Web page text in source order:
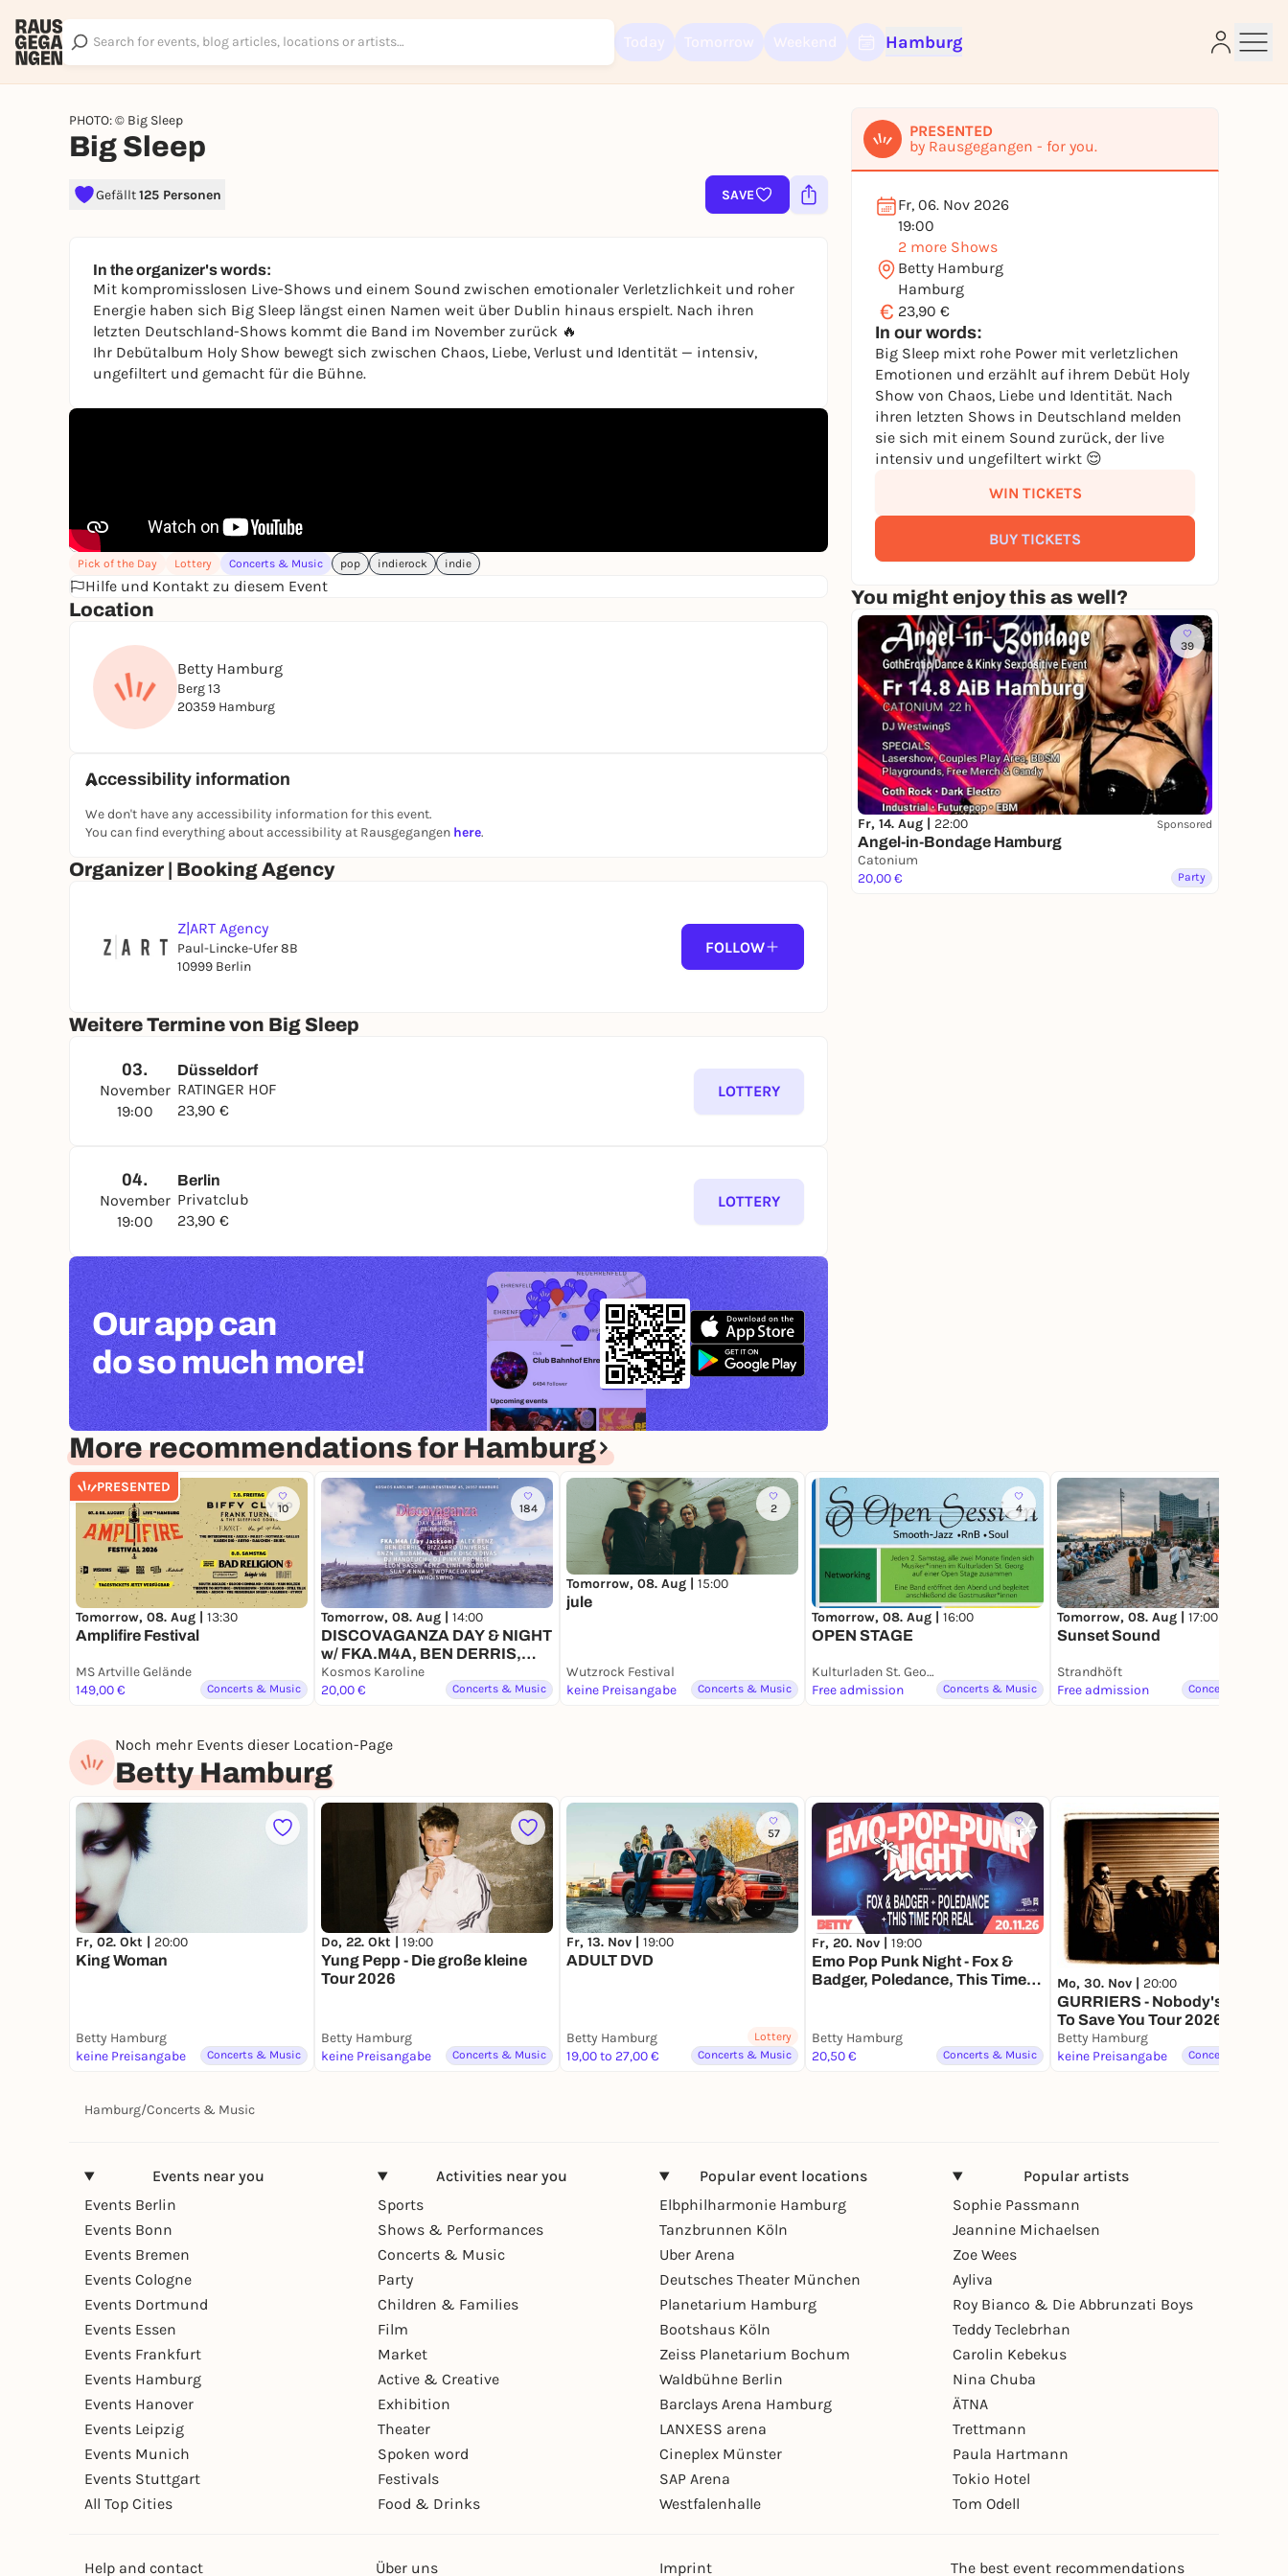
Hamburg
PHOTO: © Big Sleep
Big Sleep
Gefällt125 Personen SAVE
PRESENTED
by Rausgegangen - for you.
Fr, 06. Nov 2026
19:00
2 more Shows
Betty Hamburg
Hamburg
€ 23,90 €
In our words:
Big Sleep mixt rohe Power mit verletzlichen
Emotionen und erzählt auf ihrem Debüt Holy
Show von Chaos, Liebe und Identität. Nach
ihren letzten Shows in Deutschland melden
sie sich mit einem Sound zurück, der live
intensiv und ungefiltert wirkt 😌
WIN TICKETS
BUY TICKETS
You might enjoy this as well?
39
Fr, 14. Aug | 22:00 Sponsored
Angel-in-Bondage Hamburg
Catonium
20,00 €
Party
In the organizer's words:
Mit kompromisslosen Live-Shows und einem Sound zwischen emotionaler Verletzlichkeit und roher
Energie haben sich Big Sleep längst einen Namen weit über Dublin hinaus erspielt. Nach ihren
letzten Deutschland-Shows kommt die Band im November zurück 🔥
Ihr Debütalbum Holy Show bewegt sich zwischen Chaos, Liebe, Verlust und Identität — intensiv,
ungefiltert und gemacht für die Bühne.
Pick of the Day Lottery Concerts & Music pop indierock indie
Hilfe und Kontakt zu diesem Event
Location
Betty Hamburg
Berg 13
20359 Hamburg
Accessibility information
We don't have any accessibility information for this event.
You can find everything about accessibility at Rausgegangen here.
Organizer | Booking Agency
Z|ART Agency
Paul-Lincke-Ufer 8B
10999 Berlin
FOLLOW
Weitere Termine von Big Sleep
03.
November
19:00
Düsseldorf
RATINGER HOF
23,90 €
LOTTERY
04.
November
19:00
Berlin
Privatclub
23,90 €
LOTTERY
Our app can
do so much more!
More recommendations for Hamburg
PRESENTED
10
Tomorrow, 08. Aug | 13:30
Amplifire Festival
MS Artville Gelände
149,00 €
Concerts & Music
184
Tomorrow, 08. Aug | 14:00
DISCOVAGANZA DAY & NIGHT
w/ FKA.M4A, BEN DERRIS,
BNZN, ELON BASS, BIZZARRO
UNIVERSE
Kosmos Karoline
20,00 €
Concerts & Music
2
Tomorrow, 08. Aug | 15:00
jule
Wutzrock Festival
keine Preisangabe
Concerts & Music
4
Tomorrow, 08. Aug | 16:00
OPEN STAGE
Kulturladen St. Georg
Free admission
Concerts & Music
Tomorrow, 08. Aug | 17:00
Sunset Sound
Strandhöft
Free admission
Concerts & Music
Noch mehr Events dieser Location-Page
Betty Hamburg
Fr, 02. Okt | 20:00
King Woman
Betty Hamburg
keine Preisangabe
Concerts & Music
Do, 22. Okt | 19:00
Yung Pepp - Die große kleine
Tour 2026
Betty Hamburg
keine Preisangabe
Concerts & Music
57
Fr, 13. Nov | 19:00
ADULT DVD
Betty Hamburg
19,00 to 27,00 €
Lottery
Concerts & Music
1
Fr, 20. Nov | 19:00
Emo Pop Punk Night - Fox &
Badger, Poledance, This Time
Betty Hamburg
20,50 €
Concerts & Music
Mo, 30. Nov | 20:00
GURRIERS - Nobody's Coming
To Save You Tour 2026
Betty Hamburg
keine Preisangabe
Concerts & Music
Hamburg/Concerts & Music
Events near you
Events Berlin
Events Bonn
Events Bremen
Events Cologne
Events Dortmund
Events Essen
Events Frankfurt
Events Hamburg
Events Hanover
Events Leipzig
Events Munich
Events Stuttgart
All Top Cities
Activities near you
Sports
Shows & Performances
Concerts & Music
Party
Children & Families
Film
Market
Active & Creative
Exhibition
Theater
Spoken word
Festivals
Food & Drinks
Popular event locations
Elbphilharmonie Hamburg
Tanzbrunnen Köln
Uber Arena
Deutsches Theater München
Planetarium Hamburg
Bootshaus Köln
Zeiss Planetarium Bochum
Waldbühne Berlin
Barclays Arena Hamburg
LANXESS arena
Cineplex Münster
SAP Arena
Westfalenhalle
Popular artists
Sophie Passmann
Jeannine Michaelsen
Zoe Wees
Ayliva
Roy Bianco & Die Abbrunzati Boys
Teddy Teclebrhan
Carolin Kebekus
Nina Chuba
ÄTNA
Trettmann
Paula Hartmann
Tokio Hotel
Tom Odell
Help and contact Über uns Imprint The best event recommendations
To like events, follow pages, or participate in lotteries, you need a free